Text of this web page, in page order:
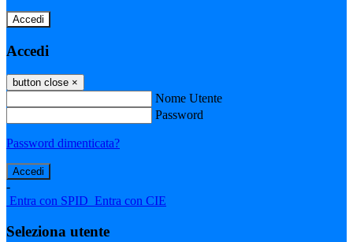
Accedi
Accedi
button close ×
Nome Utente
Password
Password dimenticata?
-
Entra con SPID Entra con CIE
Seleziona utente